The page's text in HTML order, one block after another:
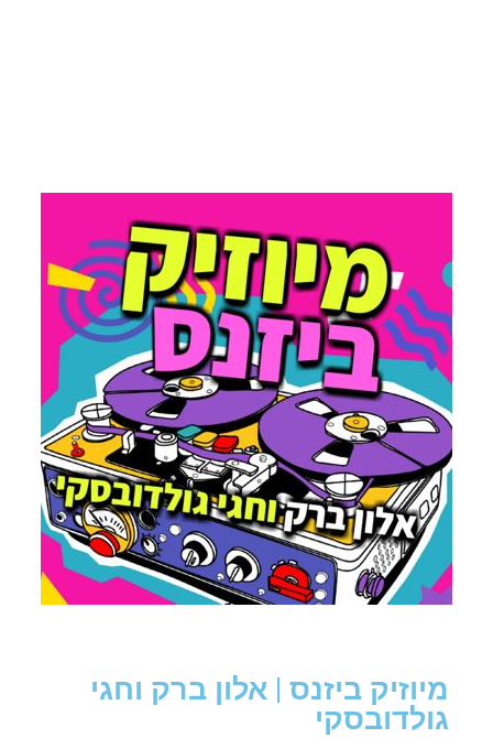
מיוזיק ביזנס | אלון ברק וחגי
גולדובסקי